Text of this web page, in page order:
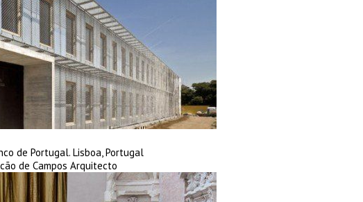
de Portugal. Lisboa, Portugal
de Campos Arquitecto